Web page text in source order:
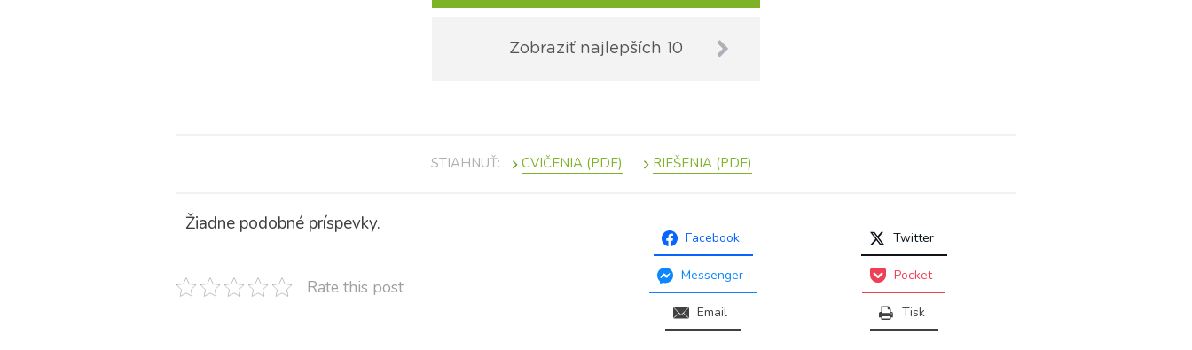
Zobraziť najlepších 10
STIAHNUŤ:
Žiadne podobné príspevky.
Facebook Twitter
Messenger Pocket
Email Tisk
Rate this post